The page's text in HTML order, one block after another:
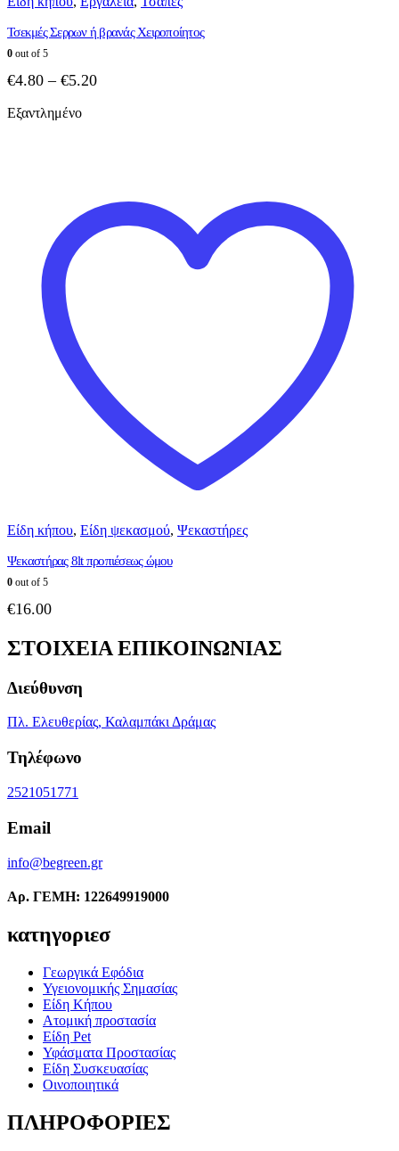
Τσεκμές Σερρων ή βρανάς Χειροποίητος
0 out of 5
€4.80 – €5.20Price
Εξαντλημένο
Είδη κήπου, Είδη ψεκασμού, Ψεκαστήρες
Ψεκαστήρας 8lt προπιέσεως ώμου
0 out of 5
€16.00
ΣΤΟΙΧΕΙΑ ΕΠΙΚΟΙΝΩΝΙΑΣ
Διεύθυνση
Πλ. Ελευθερίας, Καλαμπάκι Δράμας
Τηλέφωνο
2521051771
Email
info@begreen.gr
Αρ. ΓΕΜΗ: 122649919000
κατηγοριεσ
Γεωργικά Εφόδια
Υγειονομικής Σημασίας
Είδη Κήπου
Ατομική προστασία
Είδη Pet
Υφάσματα Προστασίας
Είδη Συσκευασίας
Οινοποιητικά
ΠΛΗΡΟΦΟΡΙΕΣ